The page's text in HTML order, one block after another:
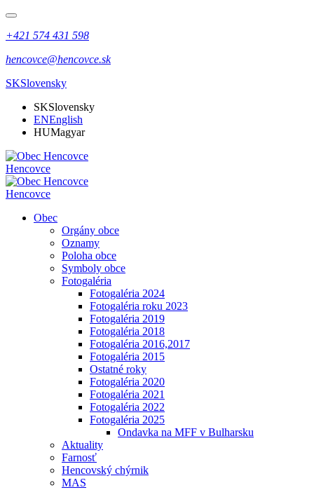
+421 574 431 598
hencovce@hencovce.sk
SKSlovensky
SKSlovensky
ENEnglish
HUMagyar
Hencovce
Hencovce
Obec
Orgány obce
Oznamy
Poloha obce
Symboly obce
Fotogaléria
Fotogaléria 2024
Fotogaléria roku 2023
Fotogaléria 2019
Fotogaléria 2018
Fotogaléria 2016,2017
Fotogaléria 2015
Ostatné roky
Fotogaléria 2020
Fotogaléria 2021
Fotogaléria 2022
Fotogaléria 2025
Ondavka na MFF v Bulharsku
Aktuality
Farnosť
Hencovský chýrnik
MAS